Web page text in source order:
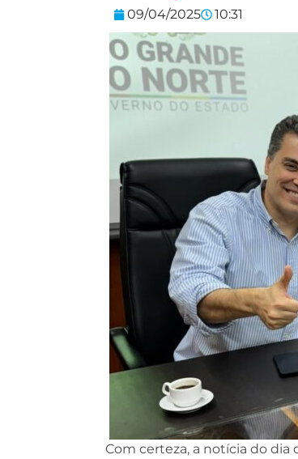
09/04/2025 10:31
Com certeza, a notícia do dia